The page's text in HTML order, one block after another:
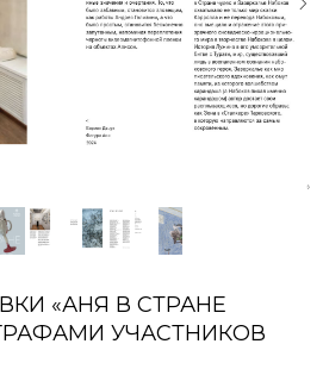
«АНЯ В СТРАНЕ
УЧАСТНИКОВ